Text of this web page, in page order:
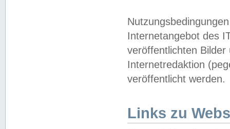
Internetangebot des
veröffentlichten
Internetredaktion
veröffentlicht werden.
Links zu